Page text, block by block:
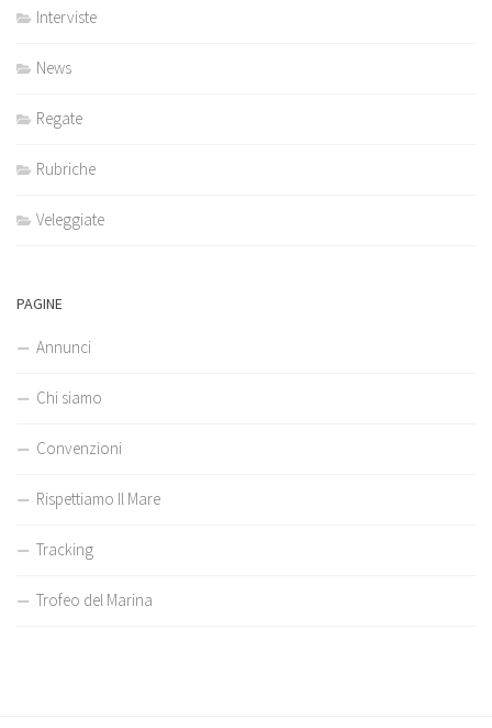
Interviste
News
Regate
Rubriche
Veleggiate
PAGINE
Annunci
Chi siamo
Convenzioni
Rispettiamo Il Mare
Tracking
Trofeo del Marina